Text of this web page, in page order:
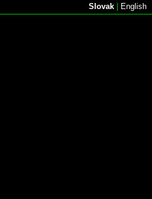
Slovak English